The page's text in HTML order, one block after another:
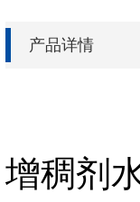
产品详情
增稠剂